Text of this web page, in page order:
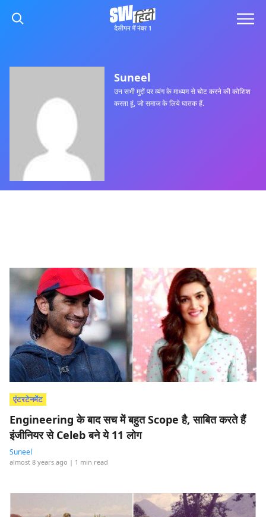
Suneel
उन सभी मुद्दों पर व्यंग के माध्यम से चोट करने की कोशिश
करता हूं, जो समाज के लिये घातक हैं.
एंटरटेनमेंट
Engineering के बाद सच में बहुत Scope है, साबित करते हैं
इंजीनियर से Celeb बने ये 11 लोग
Suneel
almost 8 years ago | 1 min read